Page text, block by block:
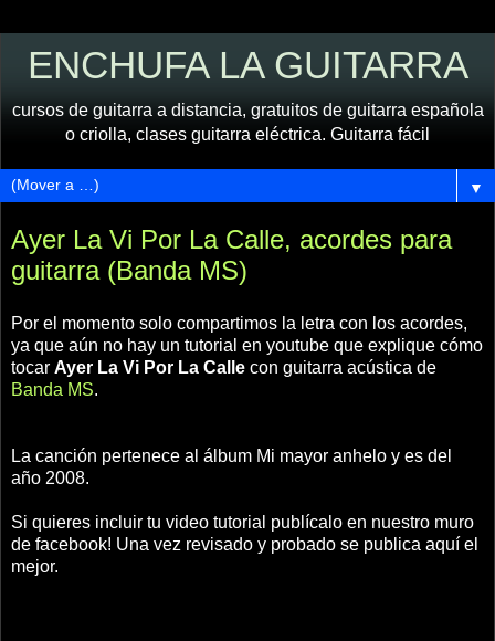
ENCHUFA LA GUITARRA
cursos de guitarra a distancia, gratuitos de guitarra española
o criolla, clases guitarra eléctrica. Guitarra fácil
▼
Ayer La Vi Por La Calle, acordes para
guitarra (Banda MS)
Por el momento solo compartimos la letra con los acordes,
ya que aún no hay un tutorial en youtube que explique cómo
tocar Ayer La Vi Por La Calle con guitarra acústica de
Banda MS.
La canción pertenece al álbum Mi mayor anhelo y es del
año 2008.
Si quieres incluir tu video tutorial publícalo en nuestro muro
de facebook! Una vez revisado y probado se publica aquí el
mejor.